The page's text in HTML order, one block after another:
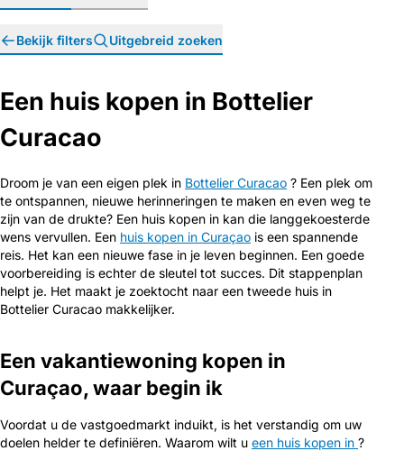
Bekijk filters Uitgebreid zoeken
Een huis kopen in Bottelier
Curacao
Droom je van een eigen plek in Bottelier Curacao ? Een plek om
te ontspannen, nieuwe herinneringen te maken en even weg te
zijn van de drukte? Een huis kopen in kan die langgekoesterde
wens vervullen. Een huis kopen in Curaçao is een spannende
reis. Het kan een nieuwe fase in je leven beginnen. Een goede
voorbereiding is echter de sleutel tot succes. Dit stappenplan
helpt je. Het maakt je zoektocht naar een tweede huis in
Bottelier Curacao makkelijker.
Een vakantiewoning kopen in
Curaçao, waar begin ik
Voordat u de vastgoedmarkt induikt, is het verstandig om uw
doelen helder te definiëren. Waarom wilt u een huis kopen in ?